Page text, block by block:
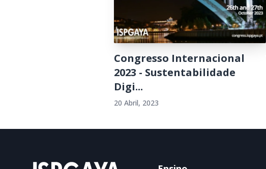
Congresso Internacional
2023 - Sustentabilidade
Digi...
20 Abril, 2023